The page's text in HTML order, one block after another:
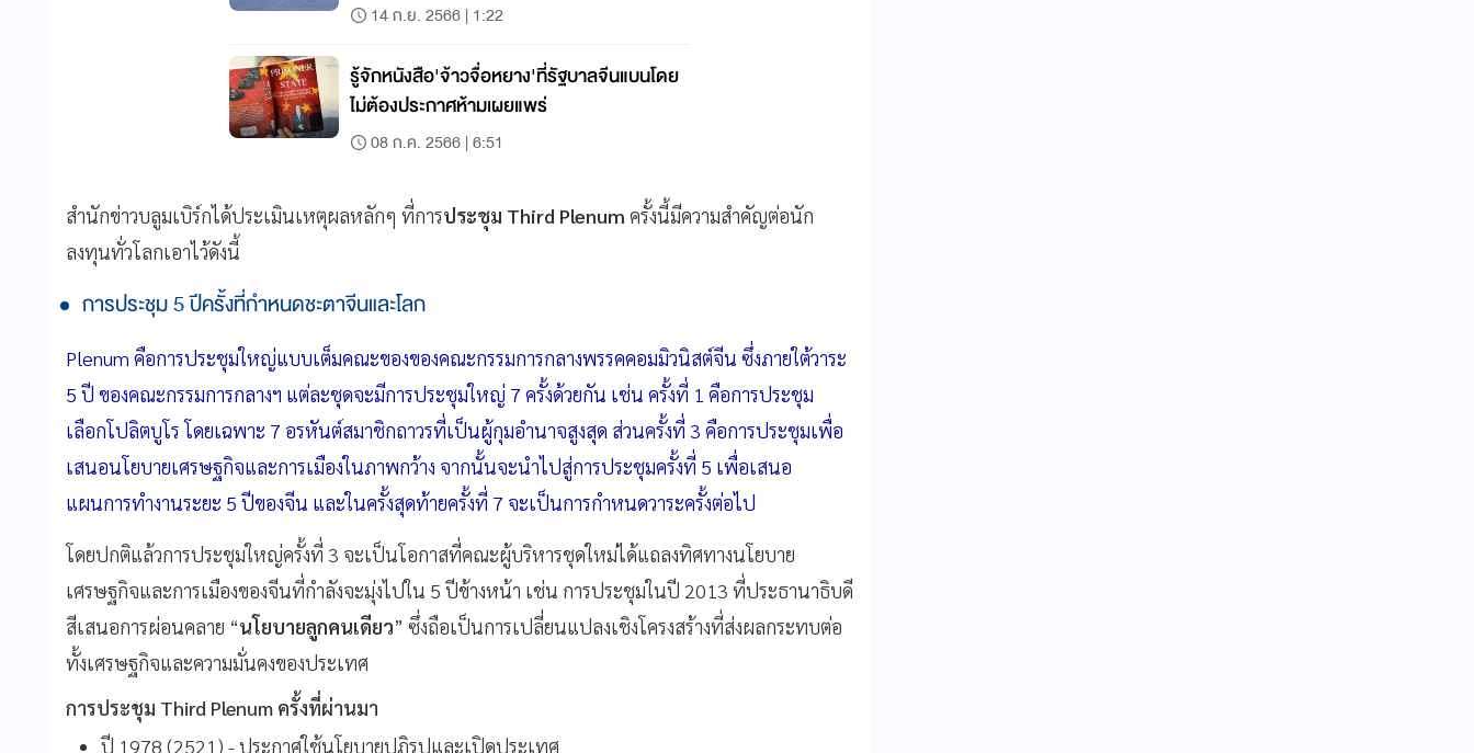
14 ก.ย. 2566 | 1:22
รู้จักหนังสือ'จ้าวจื่อหยาง'ที่รัฐบาลจีนแบนโดย
ไม่ต้องประกาศห้ามเผยแพร่
08 ก.ค. 2566 | 6:51
สำนักข่าวบลูมเบิร์กได้ประเมินเหตุผลหลักๆ ที่การประชุม Third Plenum ครั้งนี้มีความสำคัญต่อนัก
ลงทุนทั่วโลกเอาไว้ดังนี้
การประชุม 5 ปีครั้งที่กำหนดชะตาจีนและโลก
Plenum คือการประชุมใหญ่แบบเต็มคณะของของคณะกรรมการกลางพรรคคอมมิวนิสต์จีน ซึ่งภายใต้วาระ
5 ปี ของคณะกรรมการกลางฯ แต่ละชุดจะมีการประชุมใหญ่ 7 ครั้งด้วยกัน เช่น ครั้งที่ 1 คือการประชุม
เลือกโปลิตบูโร โดยเฉพาะ 7 อรหันต์สมาชิกถาวรที่เป็นผู้กุมอำนาจสูงสุด ส่วนครั้งที่ 3 คือการประชุมเพื่อ
เสนอนโยบายเศรษฐกิจและการเมืองในภาพกว้าง จากนั้นจะนำไปสู่การประชุมครั้งที่ 5 เพื่อเสนอ
แผนการทำงานระยะ 5 ปีของจีน และในครั้งสุดท้ายครั้งที่ 7 จะเป็นการกำหนดวาระครั้งต่อไป
โดยปกติแล้วการประชุมใหญ่ครั้งที่ 3 จะเป็นโอกาสที่คณะผู้บริหารชุดใหม่ได้แถลงทิศทางนโยบาย
เศรษฐกิจและการเมืองของจีนที่กำลังจะมุ่งไปใน 5 ปีข้างหน้า เช่น การประชุมในปี 2013 ที่ประธานาธิบดี
สีเสนอการผ่อนคลาย “นโยบายลูกคนเดียว” ซึ่งถือเป็นการเปลี่ยนแปลงเชิงโครงสร้างที่ส่งผลกระทบต่อ
ทั้งเศรษฐกิจและความมั่นคงของประเทศ
การประชุม Third Plenum ครั้งที่ผ่านมา
ปี 1978 (2521) - ประกาศใช้นโยบายปฏิรูปและเปิดประเทศ